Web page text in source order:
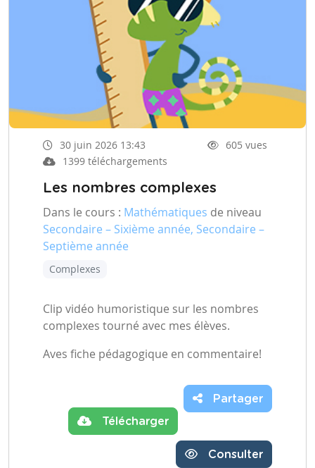
30 juin 2026 13:43
605 vues
1399 téléchargements
Les nombres complexes
Dans le cours : Mathématiques de niveau
Secondaire – Sixième année, Secondaire –
Septième année
Complexes
Clip vidéo humoristique sur les nombres
complexes tourné avec mes élèves.
Aves fiche pédagogique en commentaire!
Télécharger
Partager
Consulter